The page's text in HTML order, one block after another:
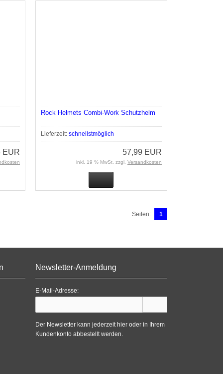
EUR
Rock Helmets Combi-Work Schutzhelm
Lieferzeit: schnellstmöglich
57,99 EUR
inkl. 19 % MwSt. zzgl. Versandkosten
Seiten: 1
Newsletter-Anmeldung
E-Mail-Adresse:
Der Newsletter kann jederzeit hier oder in Ihrem
Kundenkonto abbestellt werden.